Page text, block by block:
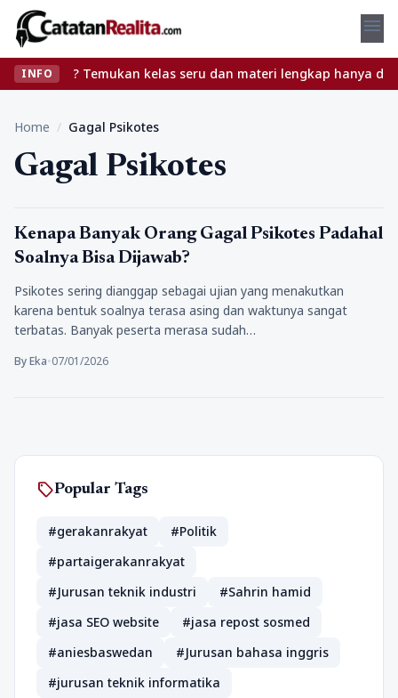
menu
INFO
ribet? Temukan kelas seru dan materi lengkap hanya di
Home / Gagal Psikotes
Gagal Psikotes
Tips
Kenapa Banyak Orang Gagal Psikotes Padahal
Soalnya Bisa Dijawab?
Psikotes sering dianggap sebagai ujian yang menakutkan
karena bentuk soalnya terasa asing dan waktunya sangat
terbatas. Banyak peserta merasa sudah…
By Eka•07/01/2026
sellPopular Tags
#gerakanrakyat
#Politik
#partaigerakanrakyat
#Jurusan teknik industri
#Sahrin hamid
#jasa SEO website
#jasa repost sosmed
#aniesbaswedan
#Jurusan bahasa inggris
#jurusan teknik informatika